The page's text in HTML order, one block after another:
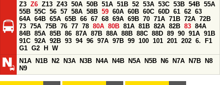
Z3 Z6 Z13 Z43 50A 50B 51A 51B 52 53A 53C 53B 54B 55A
55B 55C 56 57 58A 58B 59 60A 60B 60C 60D 61 62 63
64A 64B 65A 65B 66 67 68 69A 69B 70 71A 71B 72A 72B
73 75A 75B 76 77 78 80A 80B 81A 81B 82A 82B 83 84A
84B 85A 85B 86 87A 87B 88A 88B 88C 88D 89 90 91A 91B
91C 92A 92B 93 94 96 97A 97B 99 100 101 201 202 6.
F1
G1 G2 H
W
N1A
N1B N2 N3A N3B N4A N4B N5A N5B N6 N7A N7B
N8
N9